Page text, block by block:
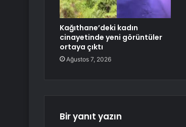
Kağıthane’deki kadın
cinayetinde yeni görüntüler
ortaya çıktı
Ağustos 7, 2026
Bir yanıt yazın